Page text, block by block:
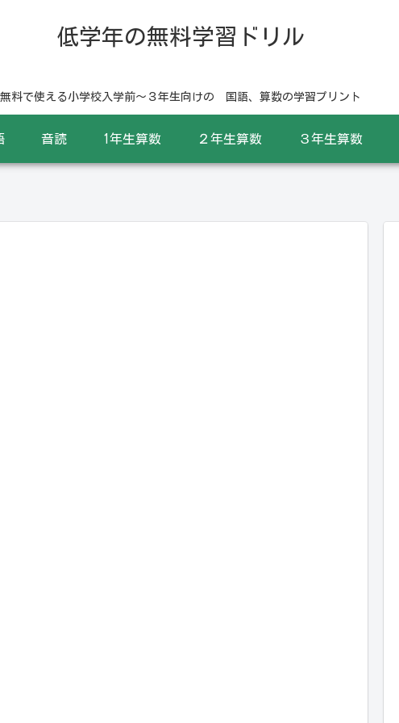
低学年の無料学習ドリル
無料で使える小学校入学前〜３年生向けの 国語、算数の学習プリント
音読 1年生算数 ２年生算数 ３年生算数